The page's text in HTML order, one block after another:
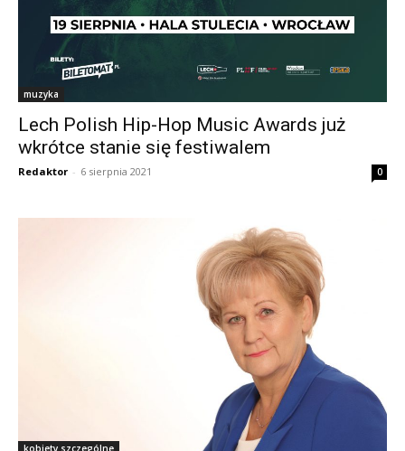
muzyka
Lech Polish Hip-Hop Music Awards już
wkrótce stanie się festiwalem
Redaktor - 6 sierpnia 2021 0